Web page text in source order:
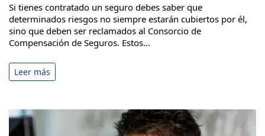
Si tienes contratado un seguro debes saber que
determinados riesgos no siempre estarán cubiertos por él,
sino que deben ser reclamados al Consorcio de
Compensación de Seguros. Estos...
Leer más